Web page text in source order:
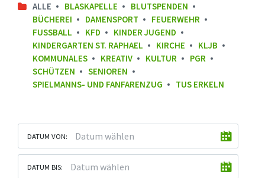
ALLE BLASKAPELLE
BLUTSPENDEN
BÜCHEREI
DAMENSPORT
FEUERWEHR
FUSSBALL
KFD
KINDER JUGEND
KINDERGARTEN ST. RAPHAEL
KIRCHE
KLJB
KOMMUNALES
KREATIV KULTUR
PGR
SCHÜTZEN
SENIOREN
SPIELMANNS- UND FANFARENZUG
TUS ERKELN
DATUM VON:
DATUM BIS: